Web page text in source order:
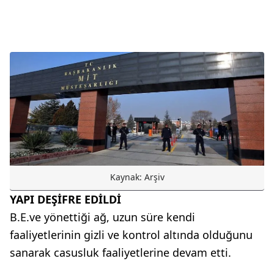
Kaynak: Arşiv
YAPI DEŞİFRE EDİLDİ
B.E.ve yönettiği ağ, uzun süre kendi
faaliyetlerinin gizli ve kontrol altında olduğunu
sanarak casusluk faaliyetlerine devam etti.